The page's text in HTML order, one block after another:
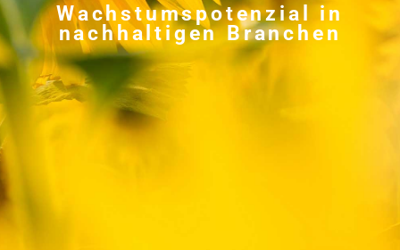
Wachstumspotenzial in
nachhaltigen Branchen